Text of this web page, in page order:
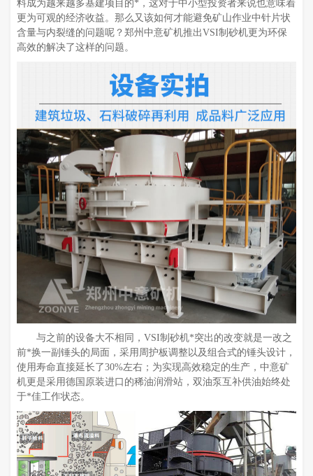
料成为越来越多基建项目的*，这对于中小型投资者来说也意味着
更为可观的经济收益。那么又该如何才能避免矿山作业中针片状
含量与内裂缝的问题呢？郑州中意矿机推出VSI制砂机更为环保
高效的解决了这样的问题。
与之前的设备大不相同，VSI制砂机*突出的改变就是一改之
前*换一副锤头的局面，采用周护板调整以及组合式的锤头设计，
使用寿命直接延长了30%左右；为实现高效稳定的生产，中意矿
机更是采用德国原装进口的稀油润滑站，双油泵互补供油始终处
于*佳工作状态。